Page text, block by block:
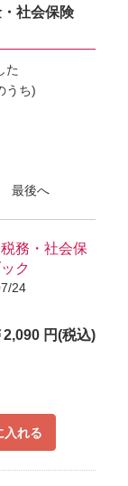
社会保険
た
うち)
最後へ
務・社会保
ク
24
2,090 円(税込)
入れる